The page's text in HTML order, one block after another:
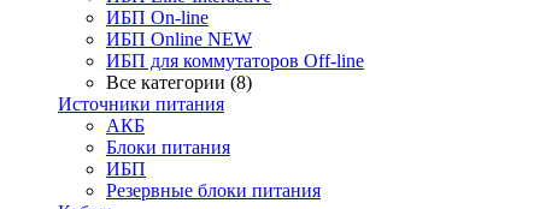
ИБП On-line
ИБП Online NEW
ИБП для коммутаторов Off-line
Все категории (8)
Источники питания
АКБ
Блоки питания
ИБП
Резервные блоки питания